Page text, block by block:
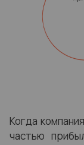
Когда
частью